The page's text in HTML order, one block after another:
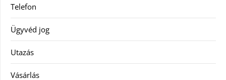
Telefon
Ügyvéd jog
Utazás
Vásárlás